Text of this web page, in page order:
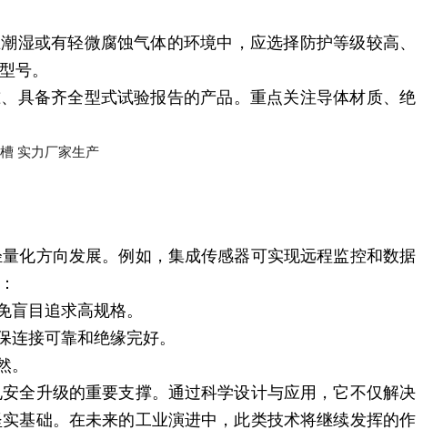
湿或有轻微腐蚀气体的环境中，应选择防护等级较高、
号。
具备齐全型式试验报告的产品。重点关注导体材质、绝
化方向发展。例如，集成传感器可实现远程监控和数据
目追求高规格。
接可靠和绝缘完好。
。
全升级的重要支撑。通过科学设计与应用，它不仅解决
基础。在未来的工业演进中，此类技术将继续发挥的作